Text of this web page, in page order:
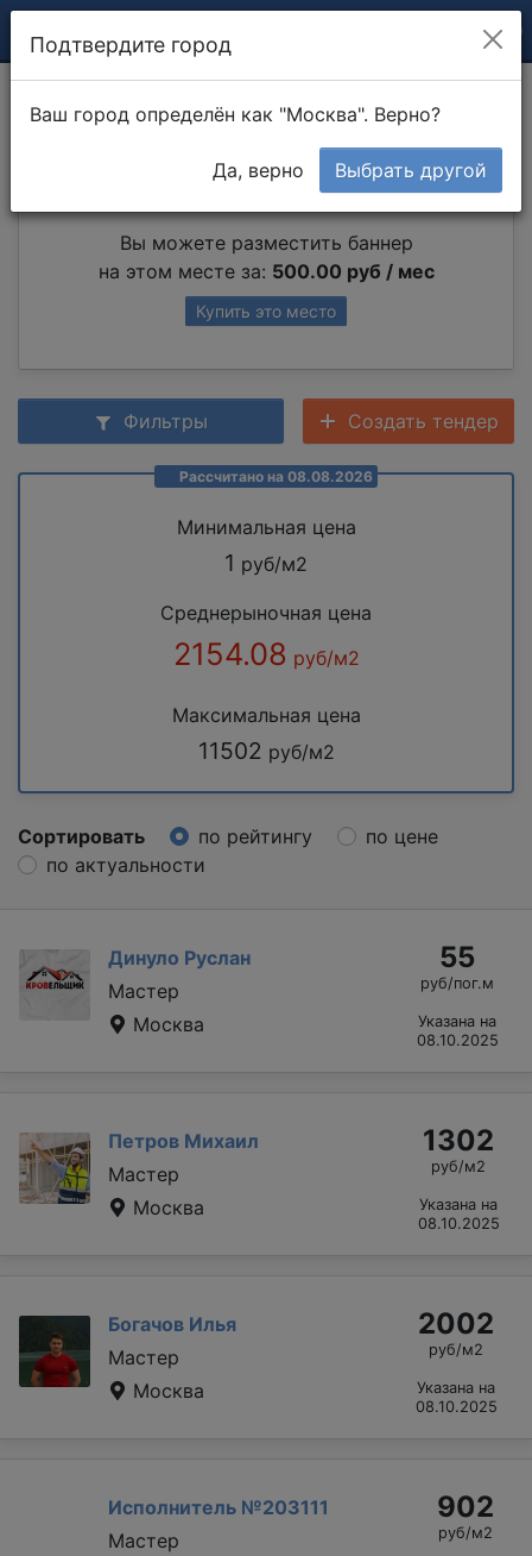
Конопатка
Вы можете разместить баннер
на этом месте за: 500.00 руб / мес
Купить это место
Фильтры Создать тендер
Рассчитано на 08.08.2026
Минимальная цена
1 руб/м2
Среднерыночная цена
2154.08 руб/м2
Максимальная цена
11502 руб/м2
Сортировать по рейтингу
по цене
по актуальности
Динуло Руслан
Мастер
Москва
55
руб/пог.м
Указана на
08.10.2025
Петров Михаил
Мастер
Москва
1302
руб/м2
Указана на
08.10.2025
Богачов Илья
Мастер
Москва
2002
руб/м2
Указана на
08.10.2025
Исполнитель №203111
Мастер
902
руб/м2
Подтвердите город
Ваш город определён как "Москва". Верно?
Да, верно Выбрать другой